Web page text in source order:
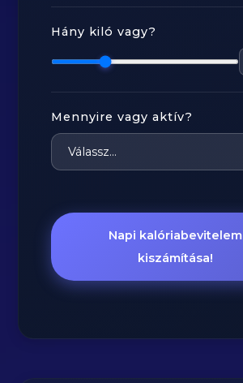
Hány kiló vagy?
Mennyire vagy aktív?
Napi kalóriabevitelem
kiszámítása!